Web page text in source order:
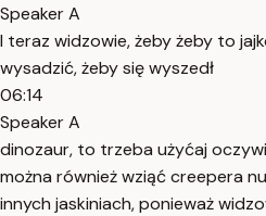
Speaker A
I teraz widzowie, żeby żeby to
wysadzić, żeby się wyszedł
06:14
Speaker A
dinozaur, to trzeba użyćaj
można również wziąć creepera
innych jaskiniach, ponieważ